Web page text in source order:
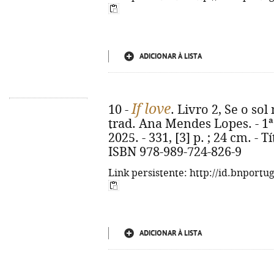
ADICIONAR À LISTA
10 -If love. Livro 2, Se o sol
trad. Ana Mendes Lopes. -
2025. - 331, [3] p. ; 24 cm. -
ISBN 978-989-724-826-9
Link persistente: http://
ADICIONAR À LISTA